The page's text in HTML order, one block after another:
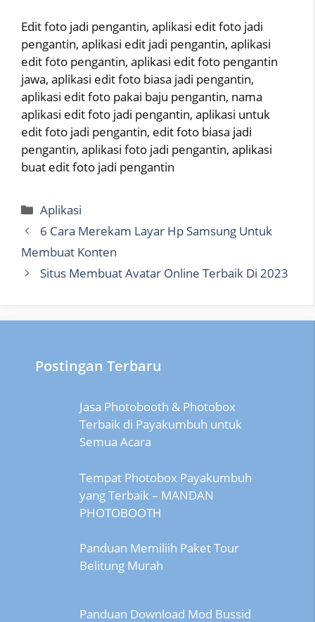
Edit foto jadi pengantin, aplikasi edit foto jadi
pengantin, aplikasi edit jadi pengantin, aplikasi
edit foto pengantin, aplikasi edit foto pengantin
jawa, aplikasi edit foto biasa jadi pengantin,
aplikasi edit foto pakai baju pengantin, nama
aplikasi edit foto jadi pengantin, aplikasi untuk
edit foto jadi pengantin, edit foto biasa jadi
pengantin, aplikasi foto jadi pengantin, aplikasi
buat edit foto jadi pengantin
Categories
Aplikasi
6 Cara Merekam Layar Hp Samsung Untuk
Membuat Konten
Situs Membuat Avatar Online Terbaik Di 2023
Postingan Terbaru
Jasa Photobooth & Photobox
Terbaik di Payakumbuh untuk
Semua Acara
Tempat Photobox Payakumbuh
yang Terbaik – MANDAN
PHOTOBOOTH
Panduan Memiliih Paket Tour
Belitung Murah
Panduan Download Mod Bussid